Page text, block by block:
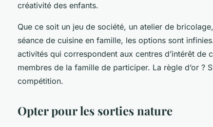
créativité des enfants.
Que ce soit un jeu de société, un atelier de
séance de cuisine en famille, les options sont
activités qui correspondent aux centres d’intérêt de
membres de la famille de participer. La règle d’or ?
compétition.
Opter pour les sorties nature